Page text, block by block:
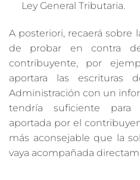
Ley General Tributaria.
A posteriori, recaerá sobre
de probar en contra
contribuyente, por
aportara las escrituras
Administración con un
tendría suficiente
aportada por el
más aconsejable que la
vaya acompañada